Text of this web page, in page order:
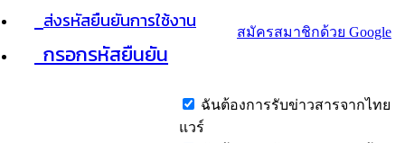
ส่งรหัสยืนยันการใช้งาน
กรอกรหัสยืนยัน
สมัครสมาชิกด้วย Google
ฉันต้องการรับข่าวสารจากไทย
แวร์